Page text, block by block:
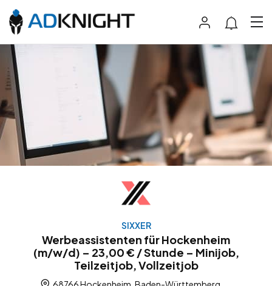
SIXXER
Werbeassistenten für Hockenheim
(m/w/d) – 23,00 € / Stunde – Minijob,
Teilzeitjob, Vollzeitjob